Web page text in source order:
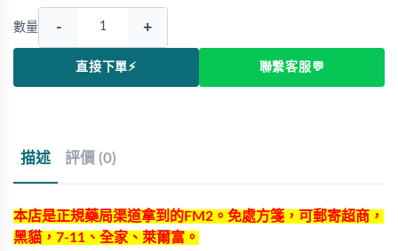
數量 - +
直接下單⚡ 聯繫客服💬
描述 評價 (0)
本店是正規藥局渠道拿到的FM2。免處方箋，可郵寄超商，
黑貓，7-11、全家、萊爾富。